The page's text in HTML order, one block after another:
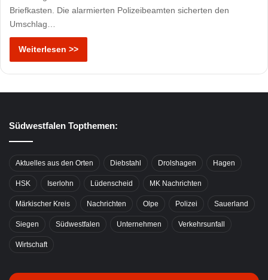
Briefkasten. Die alarmierten Polizeibeamten sicherten den
Umschlag…
Weiterlesen >>
Südwestfalen Topthemen:
Aktuelles aus den Orten Diebstahl Drolshagen Hagen
HSK Iserlohn Lüdenscheid MK Nachrichten
Märkischer Kreis Nachrichten Olpe Polizei Sauerland
Siegen Südwestfalen Unternehmen Verkehrsunfall
Wirtschaft